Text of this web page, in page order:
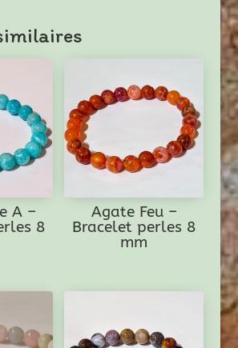
A –
8
Agate Feu –
Bracelet perles 8
mm